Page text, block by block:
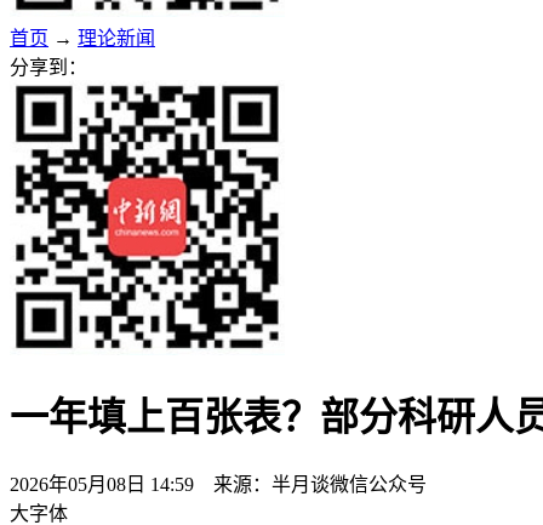
首页 → 理论新闻
分享到：
一年填上百张表？部分科研人
2026年05月08日 14:59 来源：半月谈微信公众号
大字体